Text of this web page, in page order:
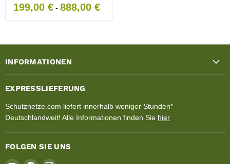
199,00 € - 888,00 €
INFORMATIONEN
EXPRESSLIEFERUNG
Schutznetze.com liefert innerhalb weniger Stunden*
Deutschlandweit! Alle Informationen finden Sie hier
FOLGEN SIE UNS